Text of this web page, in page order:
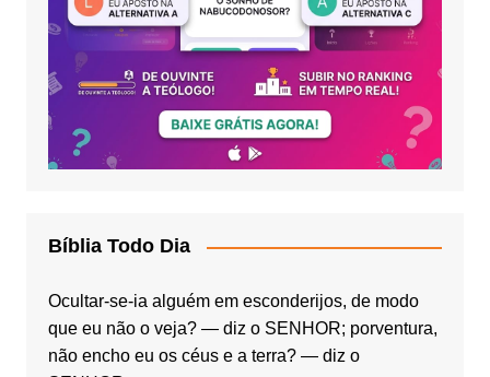
Bíblia Todo Dia
Ocultar-se-ia alguém em esconderijos, de modo
que eu não o veja? — diz o SENHOR; porventura,
não encho eu os céus e a terra? — diz o